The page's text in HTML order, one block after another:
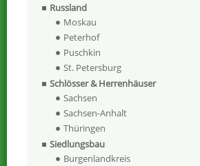
Russland
Moskau
Peterhof
Puschkin
St. Petersburg
Schlösser & Herrenhäuser
Sachsen
Sachsen-Anhalt
Thüringen
Siedlungsbau
Burgenlandkreis